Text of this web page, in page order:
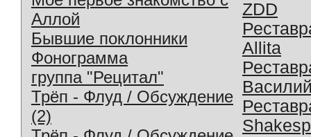
Аллой
Бывшие поклонники
Фонограмма
группа "Рецитал"
Трёп - Флуд / Обсуждение
(2)
ZDD
Allita